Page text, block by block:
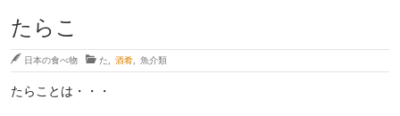
たらこ
日本の食べ物 た 酒肴 魚介類
たらことは・・・